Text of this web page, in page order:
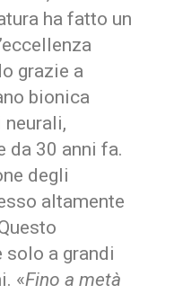
ha fatto un
grazie a
bionica
da 30 anni fa.
degli
altamente
solo a grandi
«Fino a metà